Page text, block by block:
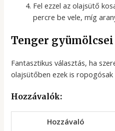
Fel ezzel az olajsütő
percre be vele, míg
Tenger
Fantasztikus választás, ha
olajsütőben ezek is ropogósak
Hozzávalók:
Hozzávaló